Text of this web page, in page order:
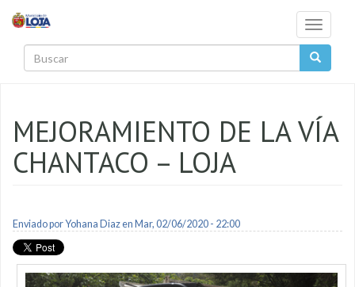
Toggle
MEJORAMIENTO DE LA VÍA
CHANTACO – LOJA
Enviado porYohana Diazen Mar, 02/06/2020 - 22:00